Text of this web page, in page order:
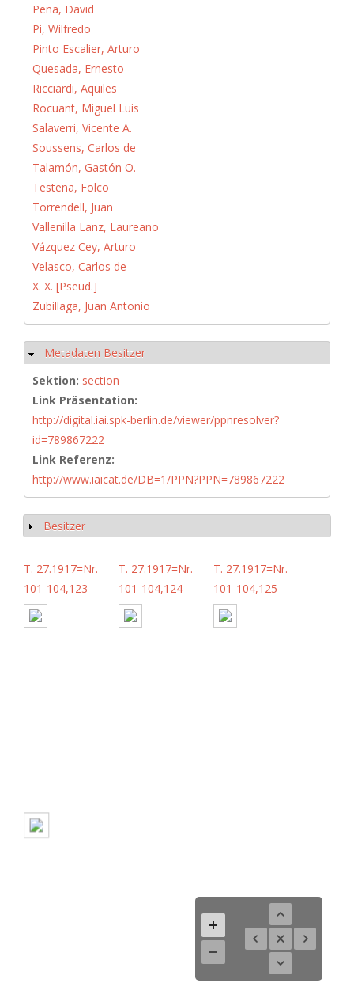
Peña, David
Pi, Wilfredo
Pinto Escalier, Arturo
Quesada, Ernesto
Ricciardi, Aquiles
Rocuant, Miguel Luis
Salaverri, Vicente A.
Soussens, Carlos de
Talamón, Gastón O.
Testena, Folco
Torrendell, Juan
Vallenilla Lanz, Laureano
Vázquez Cey, Arturo
Velasco, Carlos de
X. X. [Pseud.]
Zubillaga, Juan Antonio
Hide
Metadaten Besitzer
Sektion: section
Link Präsentation:
http://digital.iai.spk-berlin.de/viewer/ppnresolver?
id=789867222
Link Referenz:
http://www.iaicat.de/DB=1/PPN?PPN=789867222
Show
Besitzer
T. 27.1917=Nr.
101-104,123
T. 27.1917=Nr.
101-104,124
T. 27.1917=Nr.
101-104,125